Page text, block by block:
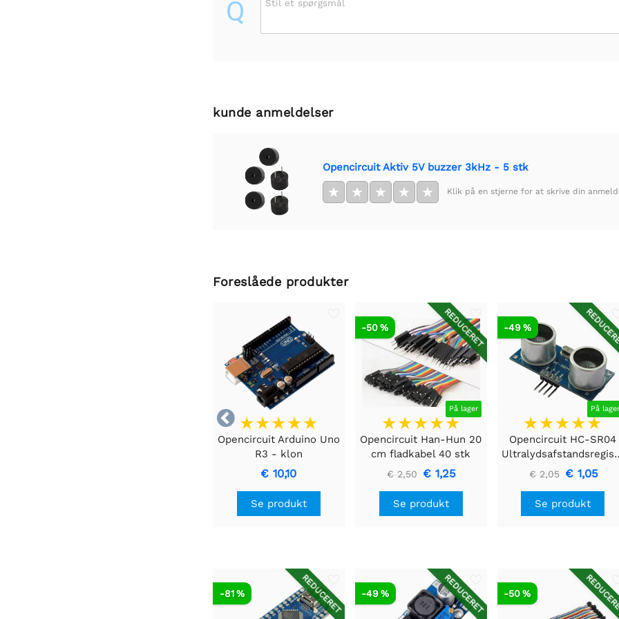
Q Stil et spørgsmål
kunde anmeldelser
Opencircuit Aktiv 5V buzzer 3kHz - 5 stk
★ ★ ★ ★ ★ Klik på en stjerne for at skrive din
Foreslåede produkter

Opencircuit Arduino Uno
R3 - klon
€ 10,10
Se produkt
REDUCERET
På lager
-50 %
Opencircuit Han-Hun 20
cm fladkabel 40 stk
€ 2,50 € 1,25
Se produkt
På
-49 %
Opencircuit HC-SR04
€ 2,05 € 1,05
Se produkt
REDUCERET
-81 % REDUCERET
-49 % -50 %